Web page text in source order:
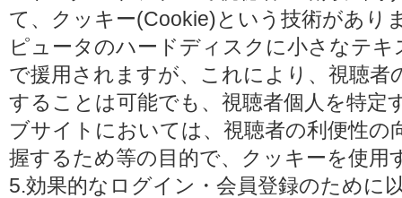
て、クッキー(Cookie)という技術があり
ピュータのハードディスクに小さなテ
で援用されますが、これにより、視聴
することは可能でも、視聴者個人を特定
ブサイトにおいては、視聴者の利便性の
握するため等の目的で、クッキーを使用
5.効果的なログイン・会員登録のために